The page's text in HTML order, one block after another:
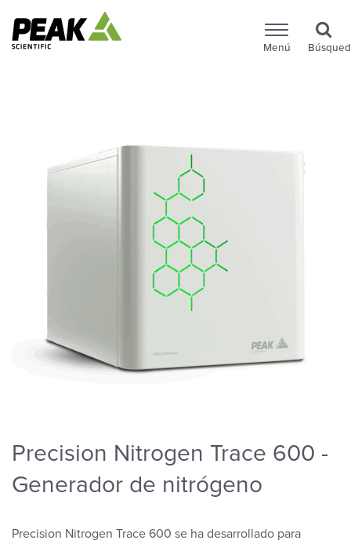
Menú
Precision Nitrogen Trace 600 -
Generador de nitrógeno
Precision Nitrogen Trace 600 se ha desarrollado para